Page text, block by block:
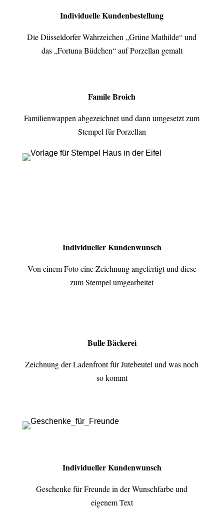
Individuelle Kundenbestellung
Die Düsseldorfer Wahrzeichen „Grüne Mathilde“ und
das „Fortuna Büdchen“ auf Porzellan gemalt
Famile Broich
Familienwappen abgezeichnet und dann umgesetzt zum
Stempel für Porzellan
Individueller Kundenwunsch
Von einem Foto eine Zeichnung angefertigt und diese
zum Stempel umgearbeitet
Bulle Bäckerei
Zeichnung der Ladenfront für Jutebeutel und was noch
so kommt
Individueller Kundenwunsch
Geschenke für Freunde in der Wunschfarbe und
eigenem Text